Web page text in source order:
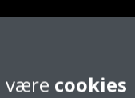
være cookies